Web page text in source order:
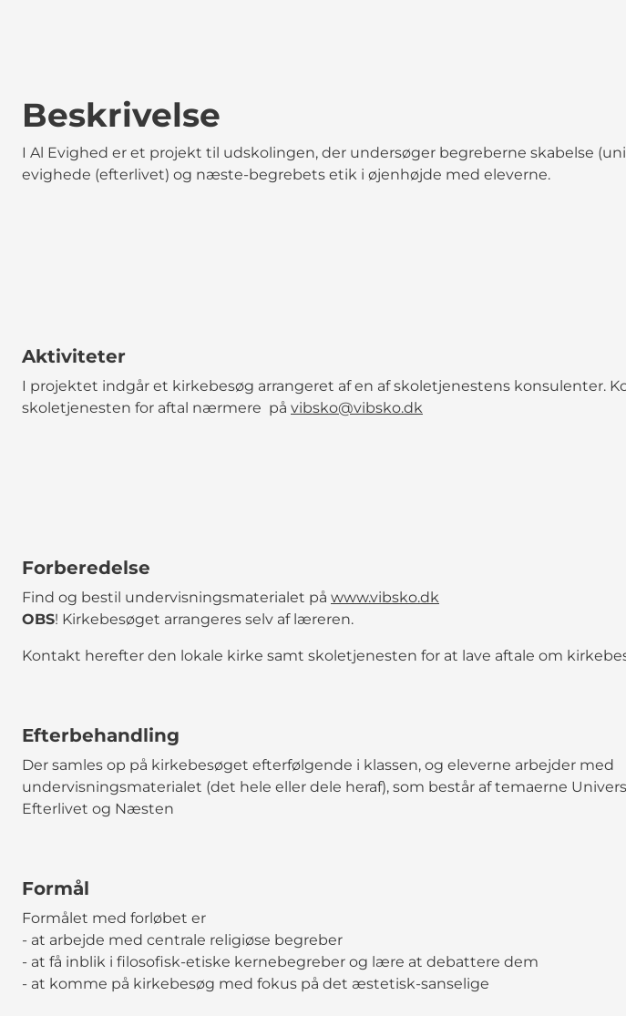
Beskrivelse
I Al Evighed er et projekt til udskolingen, der undersøger begreberne skabelse
evighede (efterlivet) og næste-begrebets etik i øjenhøjde med eleverne.
Aktiviteter
I projektet indgår et kirkebesøg arrangeret af en af skoletjenestens konsulenter.
skoletjenesten for aftal nærmere på vibsko@vibsko.dk
Forberedelse
Find og bestil undervisningsmaterialet på www.vibsko.dk
OBS! Kirkebesøget arrangeres selv af læreren.
Kontakt herefter den lokale kirke samt skoletjenesten for at lave aftale om
Efterbehandling
Der samles op på kirkebesøget efterfølgende i klassen, og eleverne arbejder med
undervisningsmaterialet (det hele eller dele heraf), som består af temaerne
Efterlivet og Næsten
Formål
Formålet med forløbet er
- at arbejde med centrale religiøse begreber
- at få inblik i filosofisk-etiske kernebegreber og lære at debattere dem
- at komme på kirkebesøg med fokus på det æstetisk-sanselige